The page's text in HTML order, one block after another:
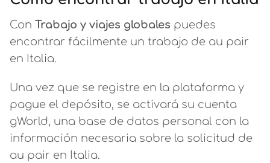
Con Trabajo y viajes globales puedes
encontrar fácilmente un trabajo de au pair
en Italia.
Una vez que se registre en la plataforma y
pague el depósito, se activará su cuenta
gWorld, una base de datos personal con la
información necesaria sobre la solicitud de
au pair en Italia.